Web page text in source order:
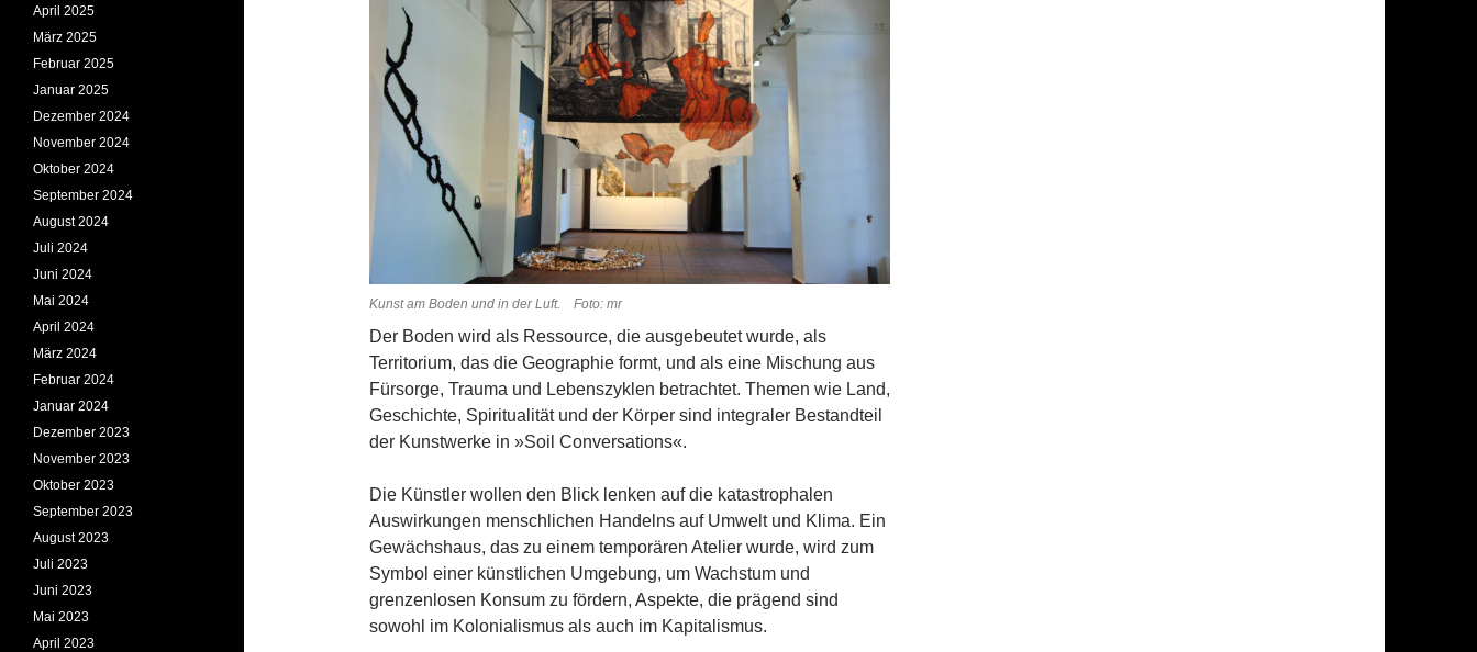
Kunst am Boden und in der Luft. Foto: mr
Der Boden wird als Ressource, die ausgebeutet wurde, als
Territorium, das die Geographie formt, und als eine Mischung aus
Fürsorge, Trauma und Lebenszyklen betrachtet. Themen wie Land,
Geschichte, Spiritualität und der Körper sind integraler Bestandteil
der Kunstwerke in »Soil Conversations«.
Die Künstler wollen den Blick lenken auf die katastrophalen
Auswirkungen menschlichen Handelns auf Umwelt und Klima. Ein
Gewächshaus, das zu einem temporären Atelier wurde, wird zum
Symbol einer künstlichen Umgebung, um Wachstum und
grenzenlosen Konsum zu fördern, Aspekte, die prägend sind
sowohl im Kolonialismus als auch im Kapitalismus.
April 2025
März 2025
Februar 2025
Januar 2025
Dezember 2024
November 2024
Oktober 2024
September 2024
August 2024
Juli 2024
Juni 2024
Mai 2024
April 2024
März 2024
Februar 2024
Januar 2024
Dezember 2023
November 2023
Oktober 2023
September 2023
August 2023
Juli 2023
Juni 2023
Mai 2023
April 2023